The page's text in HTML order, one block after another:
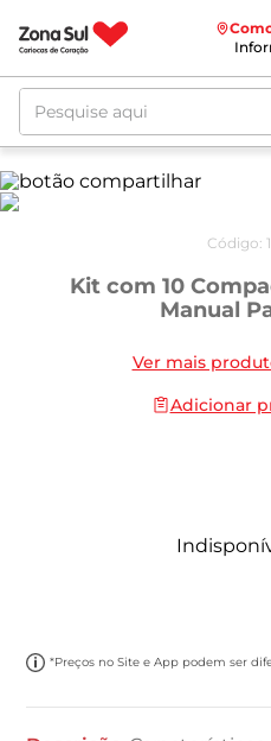
Pesquise aqui
Código:
Kit com 10
Manual
Ver mais
Adicionar
*Preços no Site e App podem ser